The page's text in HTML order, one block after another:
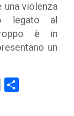
violenza
legato al
è in
un
Copy